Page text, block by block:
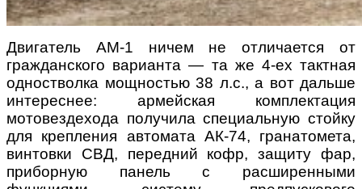
Двигатель АМ-1 ничем не отличается от
гражданского варианта — та же 4-ех тактная
одностволка мощностью 38 л.с., а вот дальше
интереснее: армейская комплектация
мотовездехода получила специальную стойку
для крепления автомата АК-74, гранатомета,
винтовки СВД, передний кофр, защиту фар,
приборную панель с расширенными